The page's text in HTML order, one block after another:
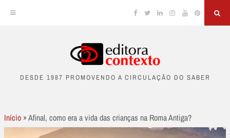
content
Facebook
TwitterLinkedinInstagram
YouTubePinterest
DESDE 1987 PROMOVENDO A CIRCULAÇÃO DO SABER
Início »Afinal, como era a vida das crianças na Roma Antiga?